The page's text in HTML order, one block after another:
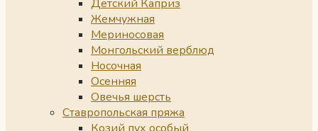
Детский Каприз
Жемчужная
Мериносовая
Монгольский верблюд
Носочная
Осенняя
Овечья шерсть
Ставропольская пряжа